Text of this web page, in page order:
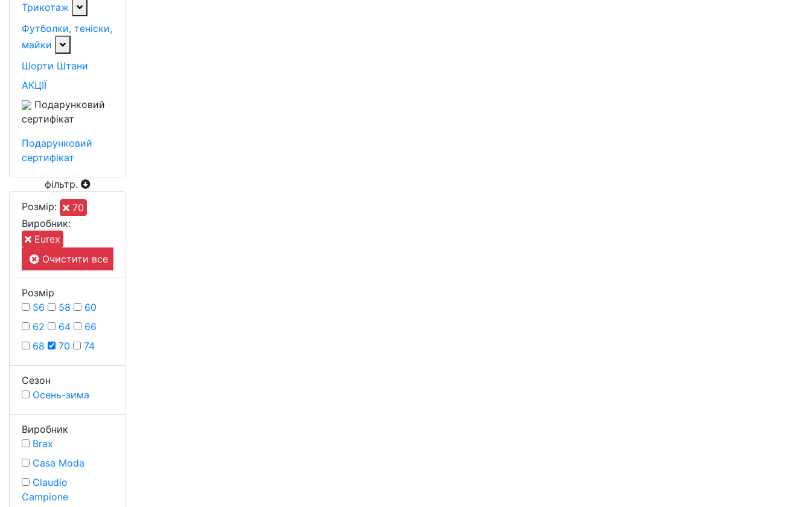
Трикотаж
Футболки, теніски,
майки
Шорти Штани
АКЦІЇ
Подарунковий
сертифікат
Подарунковий
сертифікат
фільтр.
Розмiр:
70
Виробник:
Eurex
Очистити все
Розмiр
56
58
60
62
64
66
68
70 74
Сезон
Осень-зима
Виробник
Brax
Casa Moda
Claudio
Campione